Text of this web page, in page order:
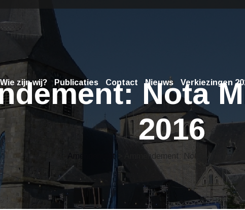
Wie zijn wij? Publicaties Contact Nieuws Verkiezingen
Nota
2016
Amendement > Ammendement: Nota